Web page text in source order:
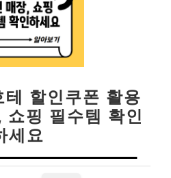
테 할인쿠폰 활용
쇼핑 필수템 확인
세요